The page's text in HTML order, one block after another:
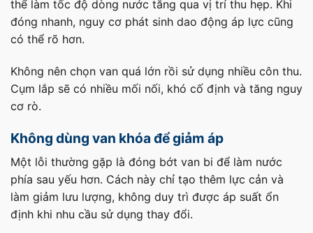
thể làm tốc độ dòng nước tăng qua vị trí thu hẹp. Khi
đóng nhanh, nguy cơ phát sinh dao động áp lực cũng
có thể rõ hơn.
Không nên chọn van quá lớn rồi sử dụng nhiều côn thu.
Cụm lắp sẽ có nhiều mối nối, khó cố định và tăng nguy
cơ rò.
Không dùng van khóa để giảm áp
Một lỗi thường gặp là đóng bớt van bi để làm nước
phía sau yếu hơn. Cách này chỉ tạo thêm lực cản và
làm giảm lưu lượng, không duy trì được áp suất ổn
định khi nhu cầu sử dụng thay đổi.